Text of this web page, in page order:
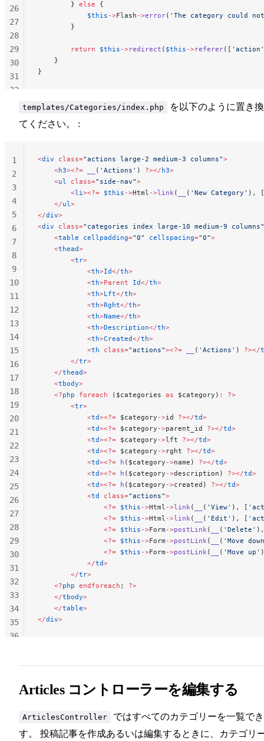
        }
else {
            $this
->Flash ->error( 'The category could
        }
        return
$this ->redirect ( $this ->referer([ 'action'
    }
}
26
27
28
29
30
31
32
37
templates/Categories/index.php
を以下のように置き
てください。 :
<div class="actions large-2 medium-3 columns">
    <
h3><?= ( 'Actions' ) ?></h3>
    <
ul class="side-nav">
        <
li ><?= $this ->Html ->link ( ( 'New Category' ), [
    </
ul >
</div>
<div class="categories index large-10 medium-9 columns"
    <
table cellpadding="0" cellspacing="0">
    <
thead>
        <
tr>
            <
th>Id</th>
            <
th>Parent Id</th>
            <
th>Lft</th>
            <
th>Rght</th>
            <
th>Name</th>
            <
th>Description</th>
            <
th>Created</th>
            <
th class="actions"><?= ( 'Actions' ) ?></
        </
tr>
    </
thead>
    <
tbody>
    <?
php foreach ($categories as $category) :
?>
        <
tr>
            <
td><?= $category ->id ?></td>
            <
td><?= $category ->parent_id ?></td>
            <
td><?= $category ->lft ?></td>
            <
td><?= $category ->rght ?></td>
            <
td><?= h ($category ->name) ?></td>
            <
td><?= h ($category ->description) ?></td>
            <
td><?= h ($category ->created) ?></td>
            <
td class="actions">
                <?=
$this ->Html ->link ( ( 'View' ), [
                <?=
$this ->Html ->link ( ( 'Edit' ), [
                <?=
$this ->Form ->postLink ( ( 'Delete'
                <?=
$this ->Form ->postLink ( ( 'Move
                <?=
$this ->Form ->postLink ( ( 'Move up'
            </
td>
        </
tr>
    <?
php endforeach ; ?>
    </
tbody>
    </
table>
</div>
1
2
3
4
5
6
7
8
9
10
11
12
13
14
15
16
17
18
19
20
21
22
23
24
25
26
27
28
29
30
31
32
33
34
35
36
Articles コントローラーを編集する
ArticlesController
ではすべてのカテゴリーを一覧で
す。 投稿記事を作成あるいは編集するときに、カテゴリ